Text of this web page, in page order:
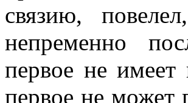
связию,
непременно
первое не имеет
первое не может